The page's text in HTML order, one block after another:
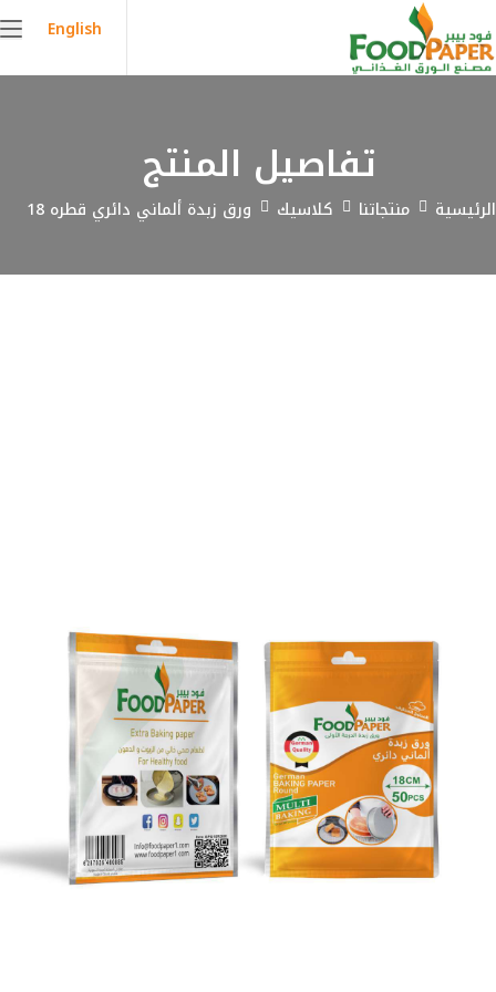
English
تفاصيل المنتج
الرئيسية منتجاتنا كلاسيك ورق زبدة ألماني دائري قطره 18